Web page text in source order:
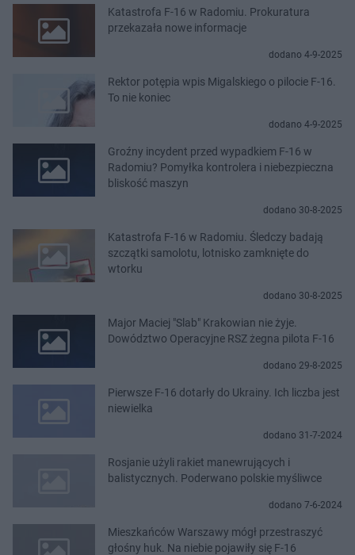
Katastrofa F-16 w Radomiu. Prokuratura
przekazała nowe informacje
dodano 4-9-2025
Rektor potępia wpis Migalskiego o pilocie F-16.
To nie koniec
dodano 4-9-2025
Groźny incydent przed wypadkiem F-16 w
Radomiu? Pomyłka kontrolera i niebezpieczna
bliskość maszyn
dodano 30-8-2025
Katastrofa F-16 w Radomiu. Śledczy badają
szczątki samolotu, lotnisko zamknięte do
wtorku
dodano 30-8-2025
Major Maciej "Slab" Krakowian nie żyje.
Dowództwo Operacyjne RSZ żegna pilota F-16
dodano 29-8-2025
Pierwsze F-16 dotarły do Ukrainy. Ich liczba jest
niewielka
dodano 31-7-2024
Rosjanie użyli rakiet manewrujących i
balistycznych. Poderwano polskie myśliwce
dodano 7-6-2024
Mieszkańców Warszawy mógł przestraszyć
głośny huk. Na niebie pojawiły się F-16